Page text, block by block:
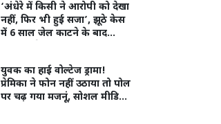
‘अंधेरे में किसी ने आरोपी को देखा
नहीं, फिर भी हुई सजा’, झूठे केस
में 6 साल जेल काटने के बाद
युवक का हाई वोल्टेज ड्रामा!
प्रेमिका ने फोन नहीं उठाया तो पोल
पर चढ़ गया मजनूं, सोशल मीडिया